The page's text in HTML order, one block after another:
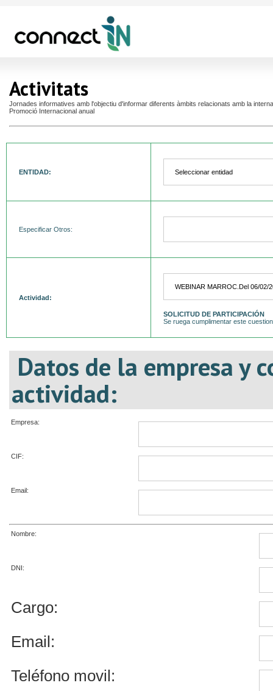
Activitats
Jornades informatives amb l'objectiu d'informar diferents àmbits relacionats amb la
Promoció Internacional anual
ENTIDAD:
Especificar Otros:
Actividad:
SOLICITUD DE PARTICIPACIÓN
Se ruega cumplimentar este
Datos de la empresa y
actividad:
Empresa:
CIF:
Email:
Nombre:
DNI:
Cargo:
Email:
Teléfono movil: